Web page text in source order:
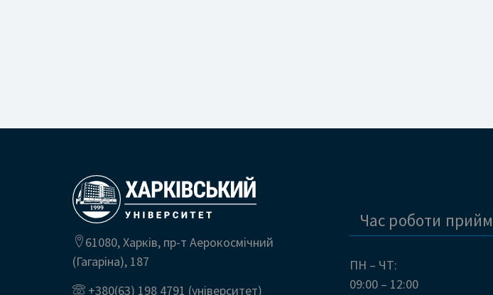
61080, Харків, пр-т Аерокосмічний
(Гагаріна), 187
+380(63) 198 4791 (університет)
Час роботи
ПН – ЧТ:
09:00 – 12:00